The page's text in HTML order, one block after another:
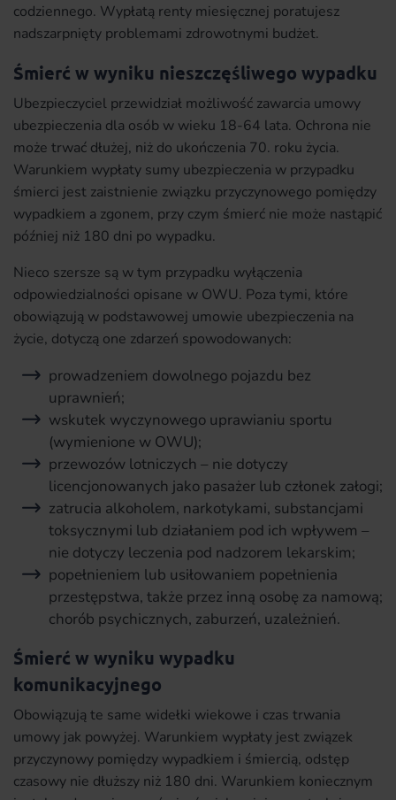
codziennego. Wypłatą renty miesięcznej poratujesz
nadszarpnięty problemami zdrowotnymi budżet.
Śmierć w wyniku nieszczęśliwego wypadku
Ubezpieczyciel przewidział możliwość zawarcia umowy
ubezpieczenia dla osób w wieku 18-64 lata. Ochrona nie
może trwać dłużej, niż do ukończenia 70. roku życia.
Warunkiem wypłaty sumy ubezpieczenia w przypadku
śmierci jest zaistnienie związku przyczynowego pomiędzy
wypadkiem a zgonem, przy czym śmierć nie może nastąpić
później niż 180 dni po wypadku.
Nieco szersze są w tym przypadku wyłączenia
odpowiedzialności opisane w OWU. Poza tymi, które
obowiązują w podstawowej umowie ubezpieczenia na
życie, dotyczą one zdarzeń spowodowanych:
prowadzeniem dowolnego pojazdu bez
uprawnień;
wskutek wyczynowego uprawianiu sportu
(wymienione w OWU);
przewozów lotniczych – nie dotyczy
licencjonowanych jako pasażer lub członek załogi;
zatrucia alkoholem, narkotykami, substancjami
toksycznymi lub działaniem pod ich wpływem –
nie dotyczy leczenia pod nadzorem lekarskim;
popełnieniem lub usiłowaniem popełnienia
przestępstwa, także przez inną osobę za namową;
chorób psychicznych, zaburzeń, uzależnień.
Śmierć w wyniku wypadku
komunikacyjnego
Obowiązują te same widełki wiekowe i czas trwania
umowy jak powyżej. Warunkiem wypłaty jest związek
przyczynowy pomiędzy wypadkiem i śmiercią, odstęp
czasowy nie dłuższy niż 180 dni. Warunkiem koniecznym